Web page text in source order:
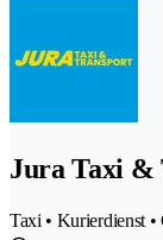
Jura Taxi &
Taxi • Kurierdienst •